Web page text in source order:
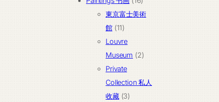
产 个
東京富士美術
館 1111
个
产
品
Louvre
Museum
22
产
Private
Collection 私人
收藏 33